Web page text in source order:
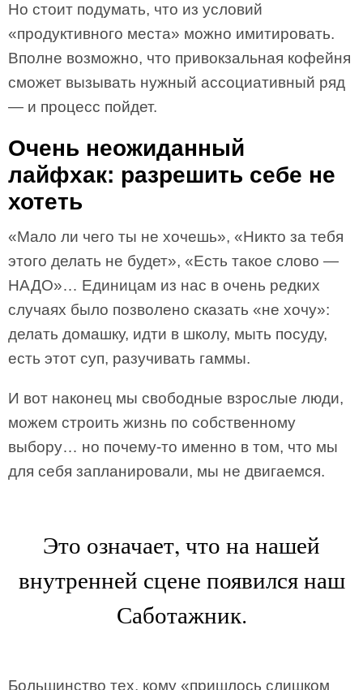
Но стоит подумать, что из условий
«продуктивного места» можно имитировать.
Вполне возможно, что привокзальная кофейня
сможет вызывать нужный ассоциативный ряд
— и процесс пойдет.
Очень неожиданный
лайфхак: разрешить себе не
хотеть
«Мало ли чего ты не хочешь», «Никто за тебя
этого делать не будет», «Есть такое слово —
НАДО»… Единицам из нас в очень редких
случаях было позволено сказать «не хочу»:
делать домашку, идти в школу, мыть посуду,
есть этот суп, разучивать гаммы.
И вот наконец мы свободные взрослые люди,
можем строить жизнь по собственному
выбору… но почему-то именно в том, что мы
для себя запланировали, мы не двигаемся.
Это означает, что на нашей
внутренней сцене появился наш
Саботажник.
Большинство тех, кому «пришлось слишком